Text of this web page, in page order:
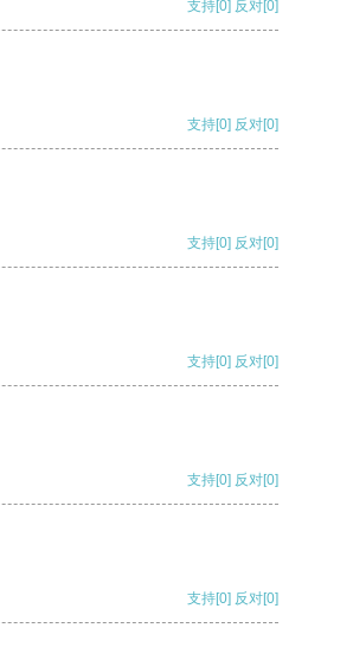
支持[0] 反对[0]
支持[0] 反对[0]
支持[0] 反对[0]
支持[0] 反对[0]
支持[0] 反对[0]
支持[0] 反对[0]